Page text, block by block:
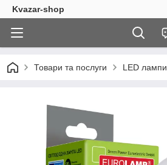
Kvazar-shop
Товари та послуги LED лампи